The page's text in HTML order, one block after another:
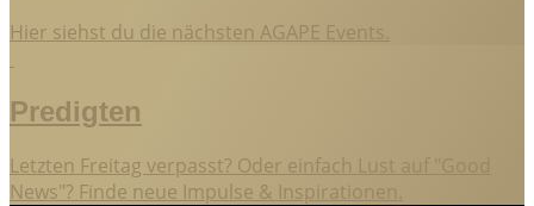
Hier siehst du die nächsten AGAPE Events.
Predigten
Letzten Freitag verpasst? Oder einfach Lust auf "Good
News"? Finde neue Impulse & Inspirationen.